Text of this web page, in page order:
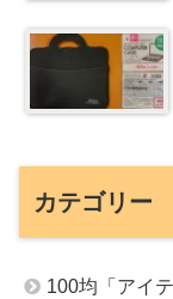
カテゴリー
100均「アイテ